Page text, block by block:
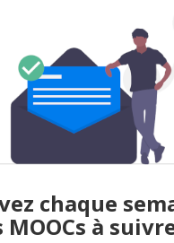
chaque
MOOCs à